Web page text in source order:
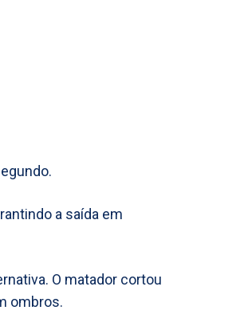
a saída em
O matador cortou
ombros.